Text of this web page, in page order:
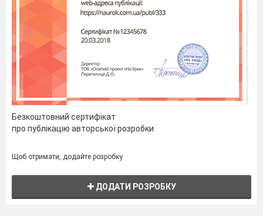
Формування
самооцінки.
13
Складові
самовизначення..
Безкоштовний сертифікат
про публікацію авторської розробки
Щоб отримати, додайте розробку
ДОДАТИ РОЗРОБКУ